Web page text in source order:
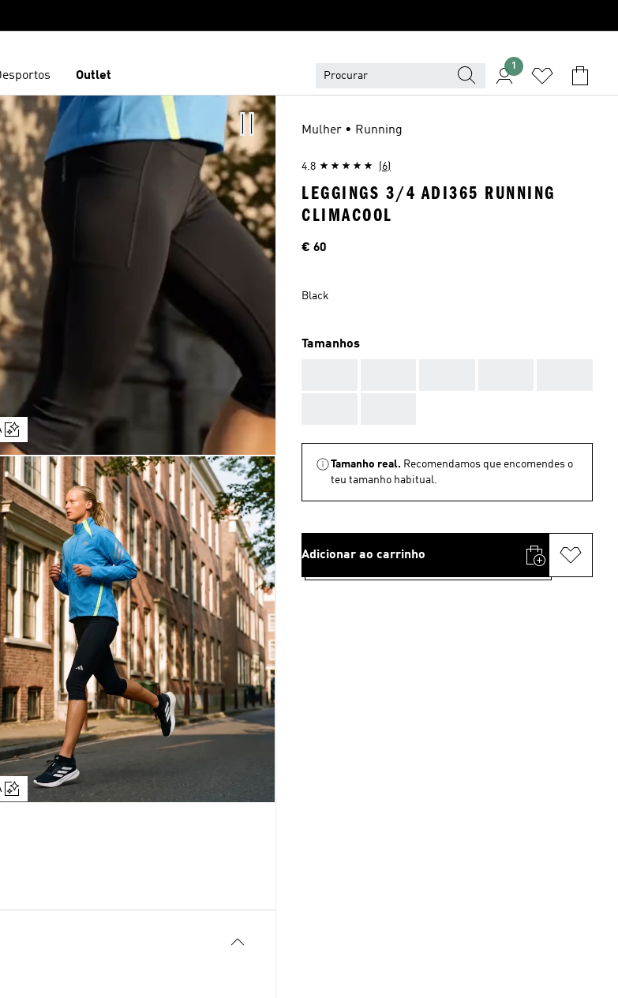
Outlet
1
Mulher • Running
4.8 (6)
LEGGINGS 3/4 ADI365 RUNNING
CLIMACOOL
Preço
€ 60
Black
Tamanhos
Tamanho real. Recomendamos que encomendes o
teu tamanho habitual.
Adicionar ao carrinho